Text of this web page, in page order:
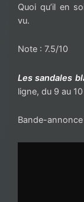
Quoi qu’il en
vu.
Note : 7.5/10
Les sandales
ligne, du 9 au
Bande-annonce